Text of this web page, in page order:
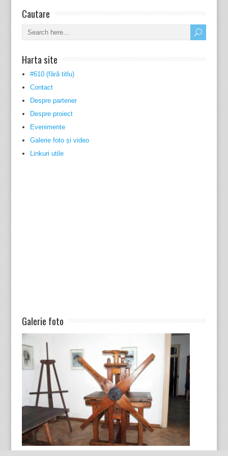
Cautare
Harta site
#610 (fără titlu)
Contact
Despre partener
Despre proiect
Evenimente
Galerie foto și video
Linkuri utile
Galerie foto